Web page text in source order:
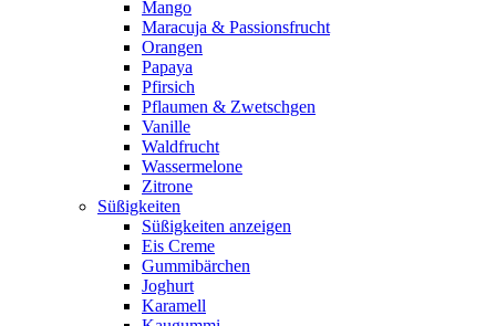
Mango
Maracuja & Passionsfrucht
Orangen
Papaya
Pfirsich
Pflaumen & Zwetschgen
Vanille
Waldfrucht
Wassermelone
Zitrone
Süßigkeiten
Süßigkeiten anzeigen
Eis Creme
Gummibärchen
Joghurt
Karamell